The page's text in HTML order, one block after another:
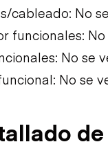
cableado: No
funcionales:
No se
No se